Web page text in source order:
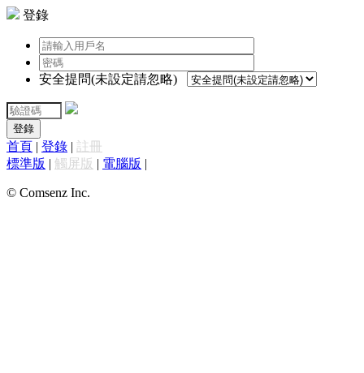
登錄
安全提問(未設定請忽略)
登錄
首頁 | 登錄 | 註冊
標準版 | 觸屏版 | 電腦版 |
© Comsenz Inc.